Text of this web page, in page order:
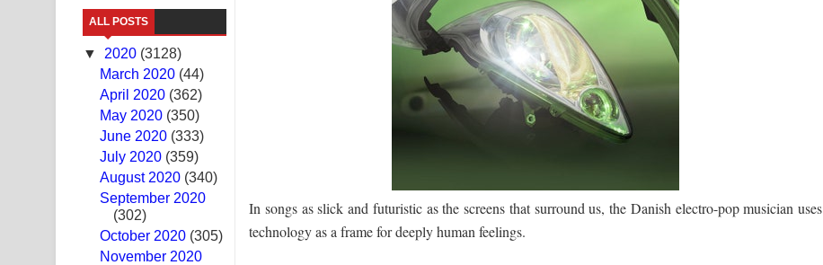
Sorry Sir Song Lyrics - සොරි සර් ගීතයේ පද පෙළ
Mathaka Aluthin Liyanna Song Lyrics - මතක අලුතින් ලියන්න ගීතයේ පද පෙළ
Sandak Awith Song Lyrics - සඳක් ඇවිත් ගීතයේ පද පෙළ
Swetha Sande Song Lyrics - ශ්වේත සඳේ ගීතයේ පද පෙළ
Ma Igili Giya Lyrics - මා ඉගිලී ගියා ගීතයේ පද පෙළ
Ras Balan Song Lyrics - රැස් බලන් ගීතයේ පද පෙළ
Hoda sihiyen Song Lyrics - හොද සිහියෙන් ගීතයේ පද පෙළ
ALL POSTS
▼ 2020 (3128)
March 2020 (44)
April 2020 (362)
May 2020 (350)
June 2020 (333)
July 2020 (359)
August 2020 (340)
September 2020
(302)
October 2020 (305)
November 2020
In songs as slick and futuristic as the screens that surround us, the Danish electro-pop musician uses
technology as a frame for deeply human feelings.